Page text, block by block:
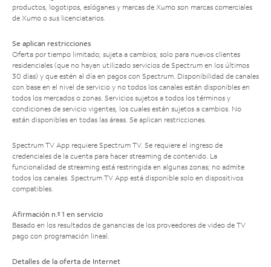
productos, logotipos, eslóganes y marcas de Xumo son marcas comerciales
de Xumo o sus licenciatarios.
Se aplican restricciones
Oferta por tiempo limitado; sujeta a cambios; solo para nuevos clientes
residenciales (que no hayan utilizado servicios de Spectrum en los últimos
30 días) y que estén al día en pagos con Spectrum. Disponibilidad de canales
con base en el nivel de servicio y no todos los canales están disponibles en
todos los mercados o zonas. Servicios sujetos a todos los términos y
condiciones de servicio vigentes, los cuales están sujetos a cambios. No
están disponibles en todas las áreas. Se aplican restricciones.
Spectrum TV App requiere Spectrum TV. Se requiere el ingreso de
credenciales de la cuenta para hacer streaming de contenido. La
funcionalidad de streaming está restringida en algunas zonas; no admite
todos los canales. Spectrum TV App está disponible solo en dispositivos
compatibles.
Afirmación n.º 1 en servicio
Basado en los resultados de ganancias de los proveedores de video de TV
pago con programación lineal.
Detalles de la oferta de Internet